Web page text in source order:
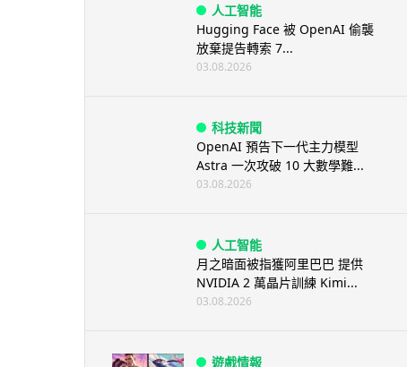
人工智能
Hugging Face 被 OpenAI 偷襲
放棄提告轉索 7...
03.08.2026
科技新聞
OpenAI 預告下一代主力模型
Astra 一次攻破 10 大數學難...
03.08.2026
人工智能
月之暗面被指獲阿里巴巴 提供
NVIDIA 2 萬晶片訓練 Kimi...
03.08.2026
遊戲情報